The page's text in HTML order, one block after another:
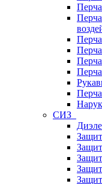
СИЗ